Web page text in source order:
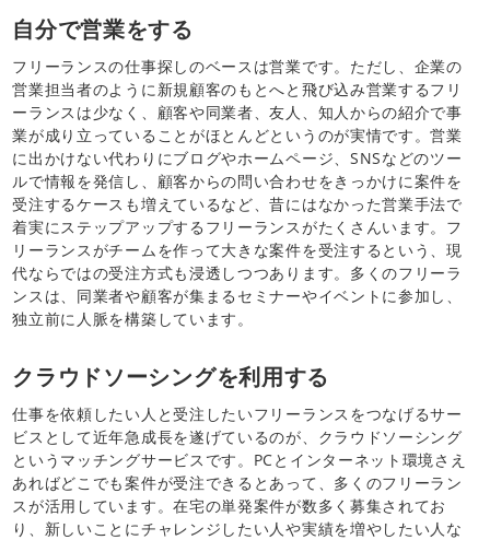
自分で営業をする
フリーランスの仕事探しのベースは営業です。ただし、企業の
営業担当者のように新規顧客のもとへと飛び込み営業するフリ
ーランスは少なく、顧客や同業者、友人、知人からの紹介で事
業が成り立っていることがほとんどというのが実情です。営業
に出かけない代わりにブログやホームページ、SNSなどのツー
ルで情報を発信し、顧客からの問い合わせをきっかけに案件を
受注するケースも増えているなど、昔にはなかった営業手法で
着実にステップアップするフリーランスがたくさんいます。フ
リーランスがチームを作って大きな案件を受注するという、現
代ならではの受注方式も浸透しつつあります。多くのフリーラ
ンスは、同業者や顧客が集まるセミナーやイベントに参加し、
独立前に人脈を構築しています。
クラウドソーシングを利用する
仕事を依頼したい人と受注したいフリーランスをつなげるサー
ビスとして近年急成長を遂げているのが、クラウドソーシング
というマッチングサービスです。PCとインターネット環境さえ
あればどこでも案件が受注できるとあって、多くのフリーラン
スが活用しています。在宅の単発案件が数多く募集されてお
り、新しいことにチャレンジしたい人や実績を増やしたい人な